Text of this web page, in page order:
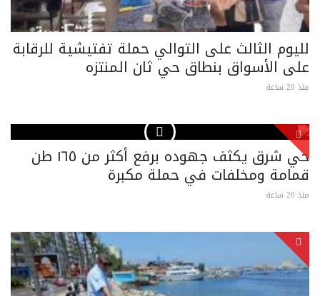
لليوم الثالث على التوالي حملة تفتيشية للرقابة
على الأسواق بنطاق حي ثان المنتزه
منذ 20 ساعة
حي شرق يكثف جهوده برفع أكثر من ١٦٥ طن
قمامة ومخلفات في حملة مكبرة
منذ 20 ساعة